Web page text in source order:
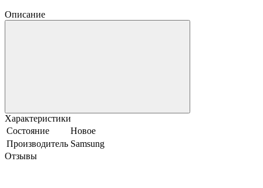
Описание
Характеристики
Состояние
Новое
Производитель Samsung
Отзывы